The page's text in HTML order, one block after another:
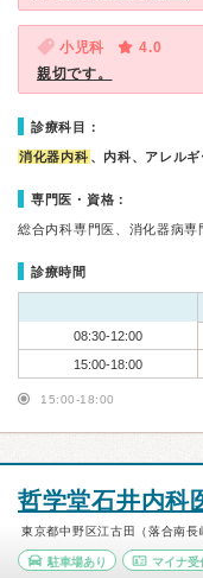
小児科
4.0
親切です。
診療科目：
消化器内科 、内科、アレル
専門医・資格：
総合内科専門医、消化器病
診療時間
08:30-12:00
15:00-18:00
15:00-18:00
哲学堂石井内科
東京都中野区江古田（落合南長
駐車場あり マイナ受